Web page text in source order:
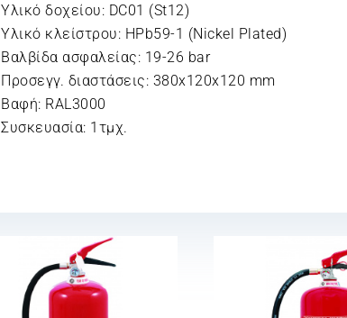
Υλικό δοχείου: DC01 (St12)
Υλικό κλείστρου: HPb59-1 (Nickel Plated)
Βαλβίδα ασφαλείας: 19-26 bar
Προσεγγ. διαστάσεις: 380x120x120 mm
Βαφή: RAL3000
Συσκευασία: 1τμχ.